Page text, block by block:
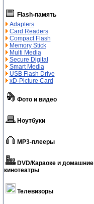
Flash-память
Adapters
Card Readers
Compact Flash
Memory Stick
Multi Media
Secure Digital
Smart Media
USB Flash Drive
xD-Picture Card
Фото и видео
Ноутбуки
MP3-плееры
DVD/Караоке и домашние
кинотеатры
Телевизоры